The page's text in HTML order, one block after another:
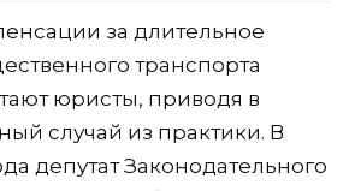
за длительное
транспорта
юристы, приводя в
случай из практики. В
депутат Законодательного